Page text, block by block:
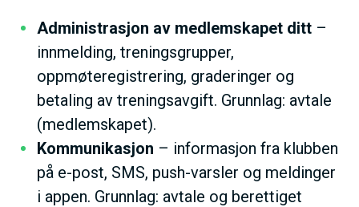
Administrasjon av medlemskapet ditt –
innmelding, treningsgrupper,
oppmøteregistrering, graderinger og
betaling av treningsavgift. Grunnlag: avtale
(medlemskapet).
Kommunikasjon – informasjon fra klubben
på e-post, SMS, push-varsler og meldinger
i appen. Grunnlag: avtale og berettiget